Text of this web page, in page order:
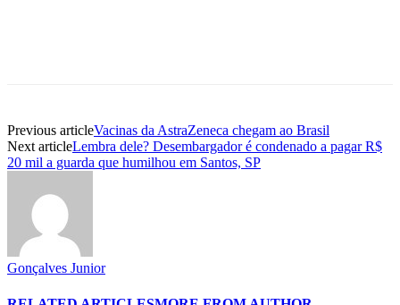
Previous articleVacinas da AstraZeneca chegam ao Brasil
Next articleLembra dele? Desembargador é condenado a pagar R$
20 mil a guarda que humilhou em Santos, SP
Gonçalves Junior